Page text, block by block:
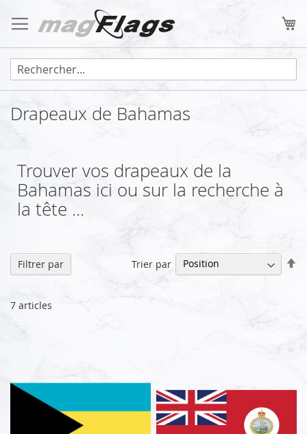
au
contenu
Drapeaux de Bahamas
Trouver vos drapeaux de la
Bahamas ici ou sur la recherche à
la tête ...
7 articles
Trier par
Filtrer par